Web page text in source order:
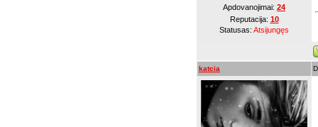
Apdovanojimai: 24
Reputacija: 10
Statusas: Atsijungęs
katcia